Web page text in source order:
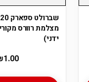
מצלמת רוורס
ידני)
1.00